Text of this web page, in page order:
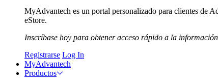
MyAdvantech es un portal personalizado para clientes de
eStore.
Inscríbase hoy para obtener acceso rápido a la
Registrarse Log In
MyAdvantech
Productos